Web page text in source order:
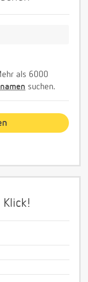
als 6000
suchen.